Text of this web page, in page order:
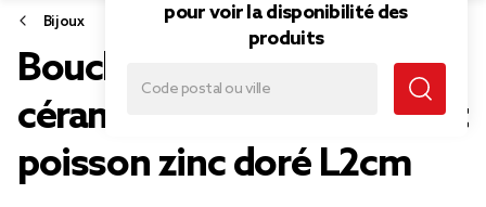
pour voir la disponibilité des
produits
Bijoux
Boucles d'oreilles
céramique étoile de mer et
poisson zinc doré L2cm